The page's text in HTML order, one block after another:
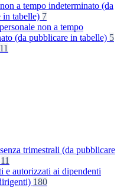
a tempo indeterminato (da
in tabelle) 7
non a tempo
(da pubblicare in tabelle) 5
11
trimestrali (da pubblicare
11
e autorizzati ai dipendenti
180